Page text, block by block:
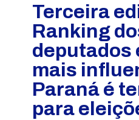
Terceira
Ranking
deputados
mais
Paraná é
para